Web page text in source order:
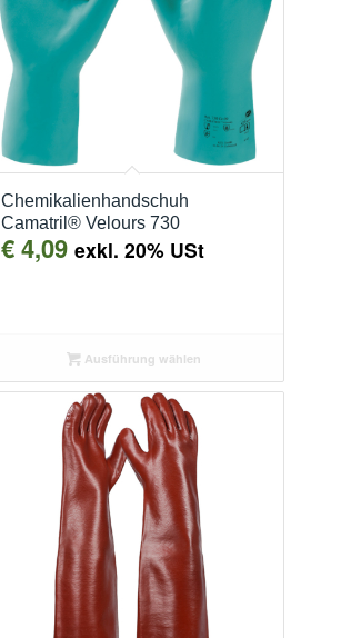
Chemikalienhandschuh
Camatril® Velours 730
€4,09 exkl. 20% USt
Ausführung wählen